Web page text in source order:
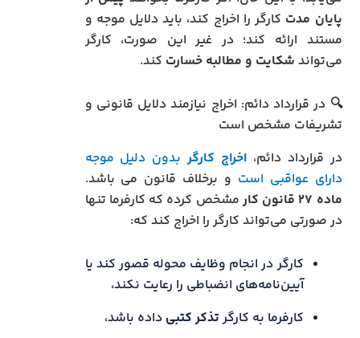
پایان مدت کارگر را اخراج کند، باید دلایل موجه و
مستند ارائه کند؛ در غیر این صورت، کارگر
می‌تواند شکایت و مطالبه خسارت کند.
🔍 در قرارداد دائم: اخراج نیازمند دلایل قانونی و
تشریفات مشخص است
در قرارداد دائم،اخراج کارگربدون دلیل موجه
دارای عواقبی است و برخلاف قانون می باشد.
ماده ۲۷ قانون کار
مشخص کرده که کارفرما تنها
در صورتی می‌تواند کارگر را اخراج کند که:
کارگر در انجام وظایف محوله قصور کند یا
آیین‌نامه‌های انضباطی را رعایت نکند،
کارفرما به کارگرتذکر کتبی داده باشد،